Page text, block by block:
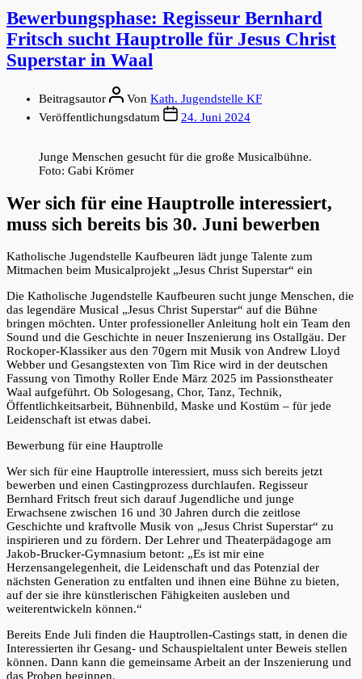
Bewerbungsphase: Regisseur Bernhard
Fritsch sucht Hauptrolle für Jesus Christ
Superstar in Waal
Beitragsautor Von Kath. Jugendstelle KF
Veröffentlichungsdatum
24. Juni 2024
Junge Menschen gesucht für die große Musicalbühne.
Foto: Gabi Krömer
Wer sich für eine Hauptrolle interessiert,
muss sich bereits bis 30. Juni bewerben
Katholische Jugendstelle Kaufbeuren lädt junge Talente zum
Mitmachen beim Musicalprojekt „Jesus Christ Superstar“ ein
Die Katholische Jugendstelle Kaufbeuren sucht junge Menschen, die
das legendäre Musical „Jesus Christ Superstar“ auf die Bühne
bringen möchten. Unter professioneller Anleitung holt ein Team den
Sound und die Geschichte in neuer Inszenierung ins Ostallgäu. Der
Rockoper-Klassiker aus den 70gern mit Musik von Andrew Lloyd
Webber und Gesangstexten von Tim Rice wird in der deutschen
Fassung von Timothy Roller Ende März 2025 im Passionstheater
Waal aufgeführt. Ob Sologesang, Chor, Tanz, Technik,
Öffentlichkeitsarbeit, Bühnenbild, Maske und Kostüm – für jede
Leidenschaft ist etwas dabei.
Bewerbung für eine Hauptrolle
Wer sich für eine Hauptrolle interessiert, muss sich bereits jetzt
bewerben und einen Castingprozess durchlaufen. Regisseur
Bernhard Fritsch freut sich darauf Jugendliche und junge
Erwachsene zwischen 16 und 30 Jahren durch die zeitlose
Geschichte und kraftvolle Musik von „Jesus Christ Superstar“ zu
inspirieren und zu fördern. Der Lehrer und Theaterpädagoge am
Jakob-Brucker-Gymnasium betont: „Es ist mir eine
Herzensangelegenheit, die Leidenschaft und das Potenzial der
nächsten Generation zu entfalten und ihnen eine Bühne zu bieten,
auf der sie ihre künstlerischen Fähigkeiten ausleben und
weiterentwickeln können.“
Bereits Ende Juli finden die Hauptrollen-Castings statt, in denen die
Interessierten ihr Gesang- und Schauspieltalent unter Beweis stellen
können. Dann kann die gemeinsame Arbeit an der Inszenierung und
das Proben beginnen.